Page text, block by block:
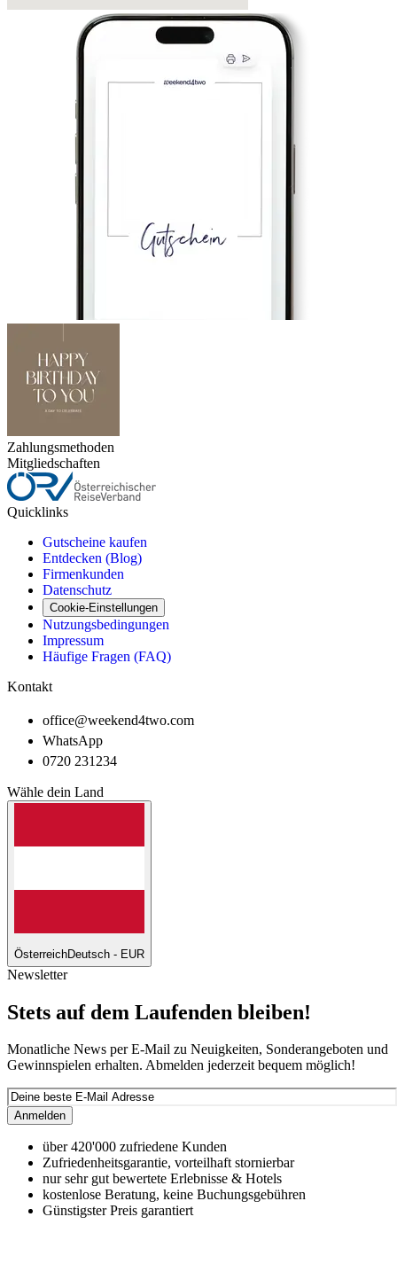
Zahlungsmethoden
Mitgliedschaften
Quicklinks
Gutscheine kaufen
Entdecken (Blog)
Firmenkunden
Datenschutz
Cookie-Einstellungen
Nutzungsbedingungen
Impressum
Häufige Fragen (FAQ)
Kontakt
office@weekend4two.com
WhatsApp
0720 231234
Wähle dein Land
ÖsterreichDeutsch - EUR
Newsletter
Stets auf dem Laufenden bleiben!
Monatliche News per E-Mail zu Neuigkeiten, Sonderangeboten und
Gewinnspielen erhalten. Abmelden jederzeit bequem möglich!
Anmelden
über 420'000 zufriedene Kunden
Zufriedenheitsgarantie, vorteilhaft stornierbar
nur sehr gut bewertete Erlebnisse & Hotels
kostenlose Beratung, keine Buchungsgebühren
Günstigster Preis garantiert